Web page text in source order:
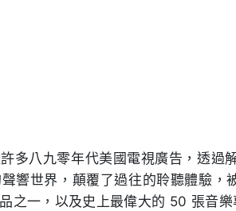
多八九零年代美國電視廣告，透過
響世界，顛覆了過往的聆聽體驗
之一，以及史上最偉大的 50 張音樂